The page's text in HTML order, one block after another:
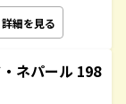
詳細を見る
ネパール 198